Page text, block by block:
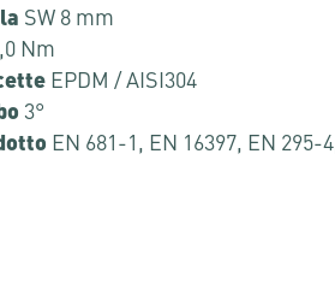
SW 8 mm
Nm
EPDM / AISI304
3°
EN 681-1, EN 16397, EN 295-